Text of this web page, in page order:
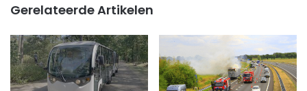
Gerelateerde Artikelen